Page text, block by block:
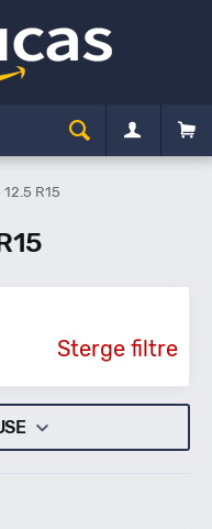
R15
Sterge filtre